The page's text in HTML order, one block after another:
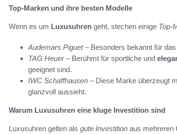
Top-Marken und ihre besten Modelle
Wenn es um Luxusuhren geht, stechen einige Top-
Audemars Piguet– Besonders bekannt für
TAG Heuer– Berühmt für sportliche und
geeignet sind.
IWC Schaffhausen – Diese Marke überzeugt
glanzvoll aussieht.
Warum Luxusuhren eine kluge Investition sind
Luxusuhren gelten als gute Investition aus mehreren